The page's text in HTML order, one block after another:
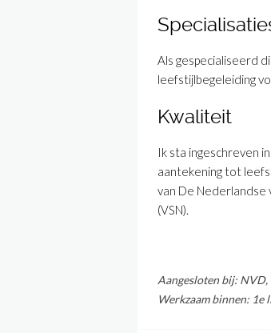
Als gespecialiseerd
leefstijlbegeleiding
Kwaliteit
Ik sta ingeschreven
aantekening tot
van De Nederlandse
(VSN).
Aangesloten bij: NVD,
Werkzaam binnen: 1e